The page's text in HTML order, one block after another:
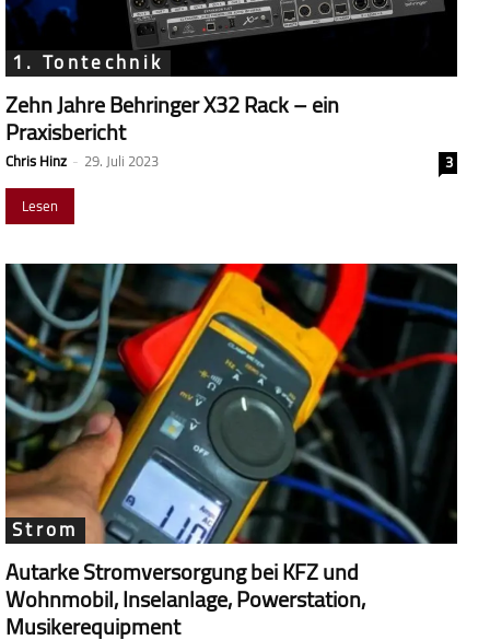
1. Tontechnik
Zehn Jahre Behringer X32 Rack – ein
Praxisbericht
Chris Hinz - 29. Juli 2023
3
Lesen
Strom
Autarke Stromversorgung bei KFZ und
Wohnmobil, Inselanlage, Powerstation,
Musikerequipment